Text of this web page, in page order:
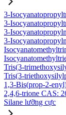
3-
3-
3-
3-
Tris(3-
Tris(3-
1,3-Bis(prop-2-
2,4,6-trione CAS:
Silane lưỡng cực